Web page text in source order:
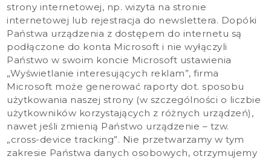
strony internetowej, np. wizyta na stronie
internetowej lub rejestracja do newslettera. Dopóki
Państwa urządzenia z dostępem do internetu są
podłączone do konta Microsoft i nie wyłączyli
Państwo w swoim koncie Microsoft ustawienia
„Wyświetlanie interesujących reklam”, firma
Microsoft może generować raporty dot. sposobu
użytkowania naszej strony (w szczególności o liczbie
użytkowników korzystających z różnych urządzeń),
nawet jeśli zmienią Państwo urządzenie – tzw.
„cross-device tracking”. Nie przetwarzamy w tym
zakresie Państwa danych osobowych, otrzymujemy